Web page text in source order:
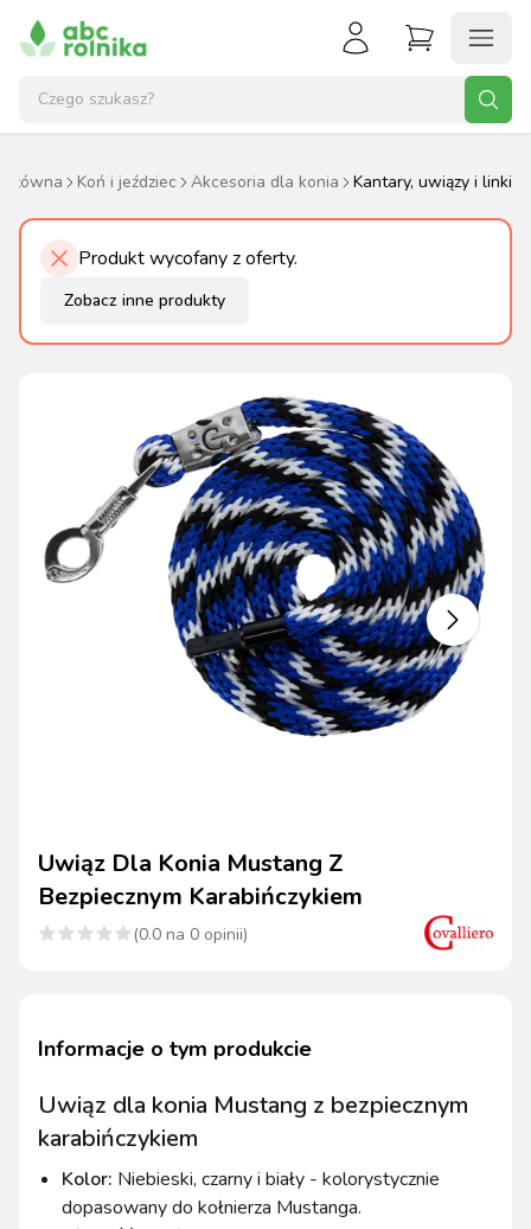
Koń i jeździec Akcesoria dla konia Kantary, uwiązy i linki
Produkt wycofany z oferty.
Zobacz inne produkty
Uwiąz Dla Konia Mustang Z
Bezpiecznym Karabińczykiem
(0.0 na 0 opinii)
Informacje o tym produkcie
Uwiąz dla konia Mustang z bezpiecznym
karabińczykiem
Kolor: Niebieski, czarny i biały - kolorystycznie
dopasowany do kołnierza Mustanga.